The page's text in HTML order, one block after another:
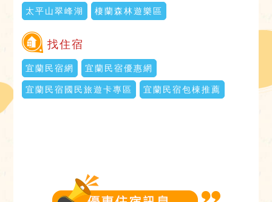
太平山翠峰湖 棲蘭森林遊樂區
找住宿
宜蘭民宿網 宜蘭民宿優惠網
宜蘭民宿國民旅遊卡專區 宜蘭民宿包棟推薦